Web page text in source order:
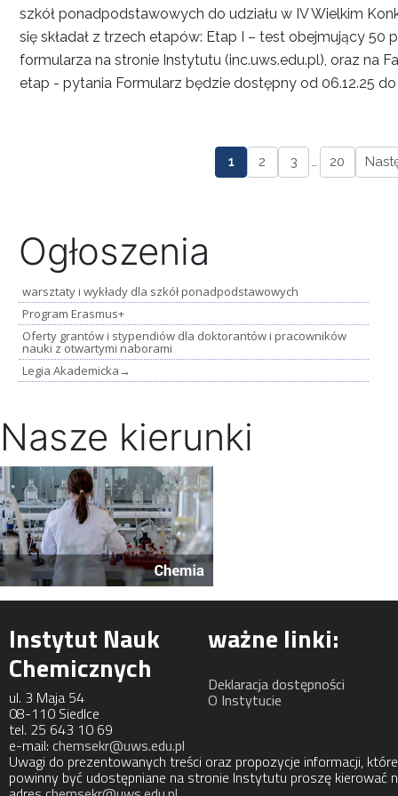
szkół ponadpodstawowych do udziału w IV Wielkim
się składał z trzech etapów: Etap I – test obejmujący
formularza na stronie Instytutu (inc.uws.edu.pl), oraz na
etap - pytania Formularz będzie dostępny od 06.12.25
1 2 3 … 20
Ogłoszenia
warsztaty i wykłady dla szkół ponadpodstawowych
Program Erasmus+
Oferty grantów i stypendiów dla doktorantów i pracowników
nauki z otwartymi naborami
Legia Akademicka→
Nasze kierunki
Instytut Nauk
Chemicznych
ul. 3 Maja 54
08-110 Siedlce
tel. 25 643 10 69
e-mail: chemsekr@uws.edu.pl
ważne linki:
Deklaracja dostępności
O Instytucie
Uwagi do prezentowanych treści oraz propozycje informacji, które
powinny być udostępniane na stronie Instytutu proszę kierować